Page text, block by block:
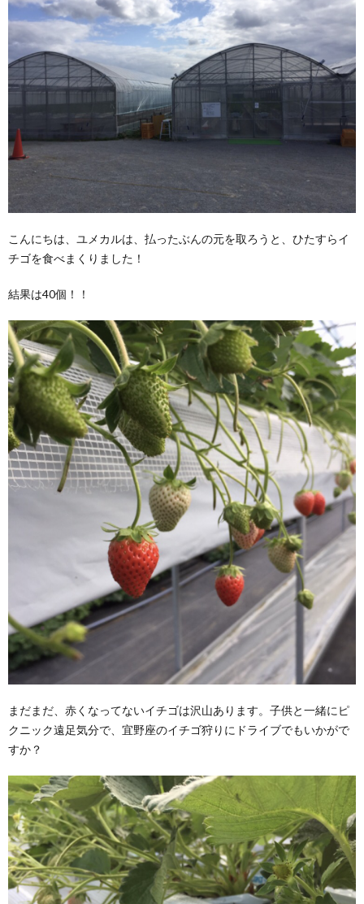
こんにちは、ユメカルは、払ったぶんの元を取ろうと、ひたすらイ
チゴを食べまくりました！
結果は40個！！
まだまだ、赤くなってないイチゴは沢山あります。子供と一緒にピ
クニック遠足気分で、宜野座のイチゴ狩りにドライブでもいかがで
すか？